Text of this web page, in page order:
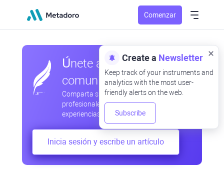
Comenzar
Únete a nuestra
comunidad
Comparta sus observaciones
profesionales y aficionadas, intercambie
experiencias, anticipe desarrollos
Inicia sesión y escribe un artículo
Create a Newsletter
Keep track of your instruments and
analytics with the most user-
friendly alerts on the web.
Subscribe